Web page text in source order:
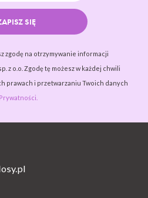
SIĘ
zgodę na otrzymywanie informacji
z o.o. Zgodę tę możesz w każdej chwili
prawach i przetwarzaniu Twoich danych